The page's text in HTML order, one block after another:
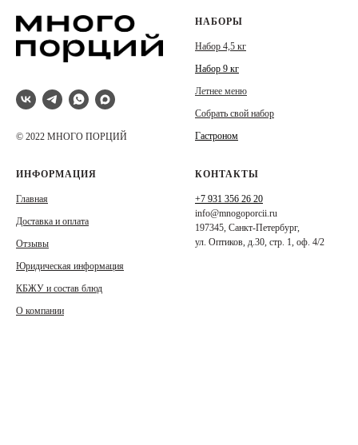
© 2022 МНОГО ПОРЦИЙ
НАБОРЫ
Набор 4,5 кг
Набор 9 кг
Летнее меню
Собрать свой набор
Гастроном
ИНФОРМАЦИЯ
Главная
Доставка и оплата
Отзывы
Юридическая информация
КБЖУ и состав блюд
О компании
КОНТАКТЫ
+7 931 356 26 20
info@mnogoporcii.ru
197345, Санкт-Петербург,
ул. Оптиков, д.30, стр. 1, оф. 4/2